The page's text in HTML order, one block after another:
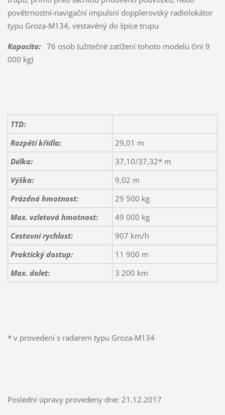
povětrnostní-navigační impulsní dopplerovský radiolokátor
typu Groza-M134, vestavěný do špice trupu
Kapacita:76 osob (užitečné zatížení tohoto modelu činí 9
000 kg)
TTD:
Rozpětí křídla:
29,01 m
Délka:
37,10/37,32* m
Výška:
9,02 m
Prázdná hmotnost:
29 500 kg
Max. vzletová hmotnost:
49 000 kg
Cestovní rychlost:
907 km/h
Praktický dostup:
11 900 m
Max. dolet: 3 200 km
* v provedení s radarem typu Groza-M134
Poslední úpravy provedeny dne: 21.12.2017